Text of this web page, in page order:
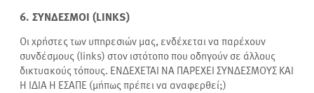
6. ΣΥΝΔΕΣΜΟΙ (LINKS)
Οι χρήστες των υπηρεσιών μας, ενδέχεται να παρέχουν
συνδέσμους (links) στον ιστότοπο που οδηγούν σε άλλους
δικτυακούς τόπους. ΕΝΔΕΧΕΤΑΙ ΝΑ ΠΑΡΕΧΕΙ ΣΥΝΔΕΣΜΟΥΣ ΚΑΙ
Η ΙΔΙΑ Η ΕΣΑΠΕ (μήπως πρέπει να αναφερθεί;)